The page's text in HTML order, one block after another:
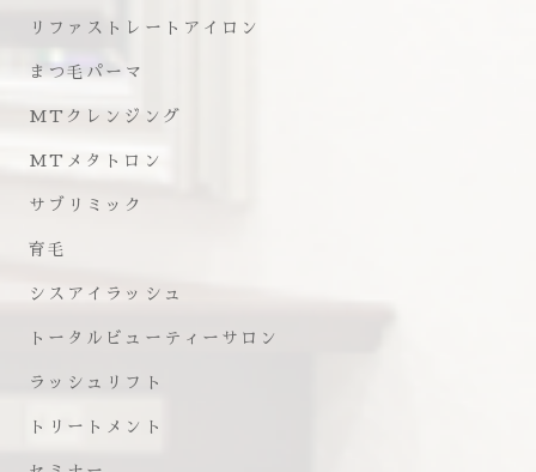
リファストレートアイロン
まつ毛パーマ
MTクレンジング
MTメタトロン
サブリミック
育毛
シスアイラッシュ
トータルビューティーサロン
ラッシュリフト
トリートメント